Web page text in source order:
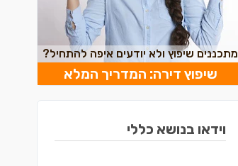
מתכננים שיפוץ ולא יודעים איפה להתחיל?
שיפוץ דירה: המדריך המלא
וידאו בנושא כללי